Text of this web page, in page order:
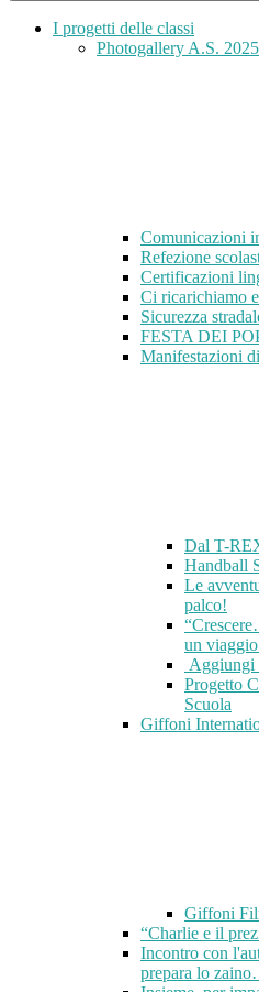
I progetti delle classi
Photogallery A.S.
Comunicazioni
Refezione
Certificazioni
Ci ricarichiamo
Sicurezza
FESTA DEI
Manifestazioni
Dal T-
Handball
Le
palco!
un
Aggiungi
Progetto
Scuola
Giffoni
Giffoni
“Charlie e il
Incontro con
prepara lo